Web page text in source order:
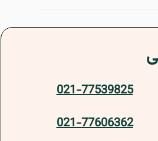
021-77539825
021-77606362